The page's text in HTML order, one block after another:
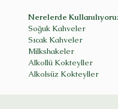
Nerelerde
Soğuk Kahveler
Sıcak Kahveler
Milkshakeler
Alkollü Kokteyller
Alkolsüz Kokteyller